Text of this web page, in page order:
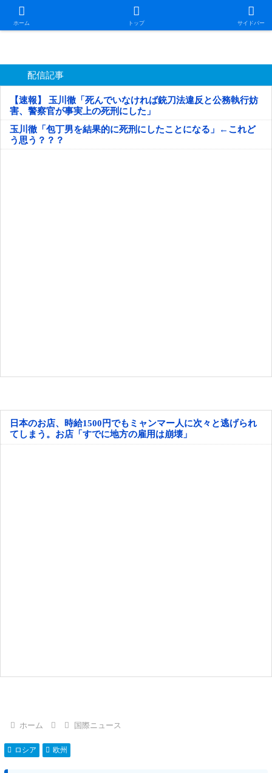
ホーム トップ サイドバー
日本第一！ニュース録
配信記事
【速報】 玉川徹「死んでいなければ銃刀法違反と公務執行妨
害、警察官が事実上の死刑にした」
玉川徹「包丁男を結果的に死刑にしたことになる」←これど
う思う？？？
日本のお店、時給1500円でもミャンマー人に次々と逃げられ
てしまう。お店「すでに地方の雇用は崩壊」
ホーム 国際ニュース
ロシア 欧州